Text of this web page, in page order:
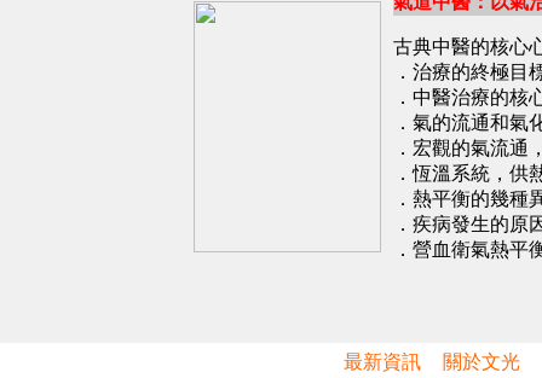
古典中醫的核心
．治療的終極目
．中醫治療的核
．氣的流通和氣
．宏觀的氣流通
．恆溫系統，供
．熱平衡的幾種
．疾病發生的原
．營血衛氣熱平
最新資訊 關於文光